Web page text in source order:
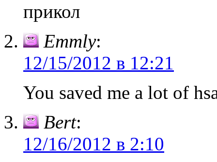
прикол
Emmly:
12/15/2012 в 12:21
You saved me a lot of
Bert:
12/16/2012 в 2:10